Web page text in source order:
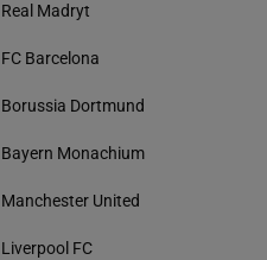
Real Madryt
FC Barcelona
Borussia Dortmund
Bayern Monachium
Manchester United
Liverpool FC